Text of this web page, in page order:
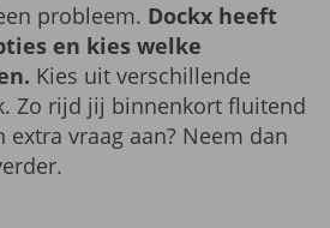
probleem. Dockx heeft
en kies welke
Kies uit verschillende
Zo rijd jij binnenkort fluitend
vraag aan? Neem dan